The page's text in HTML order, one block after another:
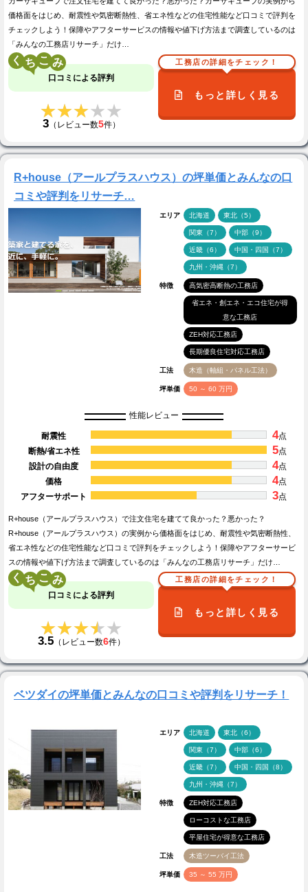
価格面をはじめ、耐震性や気密断熱性、省エネ性などの住宅性能など口コミで評判を
チェックしよう！保障やアフターサービスの情報や値下げ方法まで調査しているのは
「みんなの工務店リサーチ」だけ…
く こ
口コミによる評判
★★★★★
★★★★★
3（レビュー数5件）
工務店の詳細をチェック！
もっと詳しく見る
R+house（アールプラスハウス）の坪単価とみんなの口
コミや評判をリサーチ…
エリア 北海道 東北（5）
関東（7） 中部（9）
近畿（6） 中国・四国（7）
九州・沖縄（7）
特徴 高気密高断熱の工務店
省エネ・創エネ・エコ住宅が得
意な工務店
ZEH対応工務店
長期優良住宅対応工務店
工法 木造（軸組・パネル工法）
坪単価 50 ～ 60 万円
性能レビュー
耐震性 4点
断熱/省エネ性
5点
設計の自由度
4点
価格
4点
アフターサポート
3点
R+house（アールプラスハウス）で注文住宅を建てて良かった？悪かった？
R+house（アールプラスハウス）の実例から価格面をはじめ、耐震性や気密断熱性、
省エネ性などの住宅性能など口コミで評判をチェックしよう！保障やアフターサービ
スの情報や値下げ方法まで調査しているのは「みんなの工務店リサーチ」だけ…
く こ
口コミによる評判
★★★★★
★★★★★
3.5（レビュー数6件）
工務店の詳細をチェック！
もっと詳しく見る
ベツダイの坪単価とみんなの口コミや評判をリサーチ！
エリア 北海道 東北（6）
関東（7） 中部（6）
近畿（7） 中国・四国（8）
九州・沖縄（7）
特徴 ZEH対応工務店
ローコストな工務店
平屋住宅が得意な工務店
工法 木造ツーバイ工法
坪単価 35 ～ 55 万円